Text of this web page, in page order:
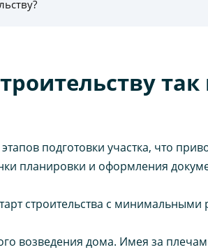
подготовки участка, что
планировки и оформления
строительства с минимальными
возведения дома. Имея за